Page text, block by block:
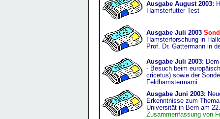
Ausgabe August 2003:
Hamsterfutter Test
Ausgabe Juli 2003
Hamsterforschung in
Prof. Dr. Gattermann in
Ausgabe Juli 2003:
- Besuch beim
cricetus) sowie der
Feldhamstermami
Ausgabe Juni 2003:
Erkenntnisse zum
Universität in Bern am
Zusammenfassung von